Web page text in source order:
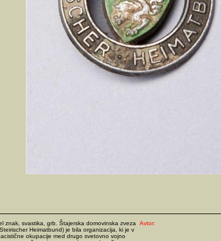
znak, svastika, grb. Štajerska domovinska zveza
Heimatbund) je bila organizacija, ki je v
okupacije med drugo svetovno vojno
Avtor: